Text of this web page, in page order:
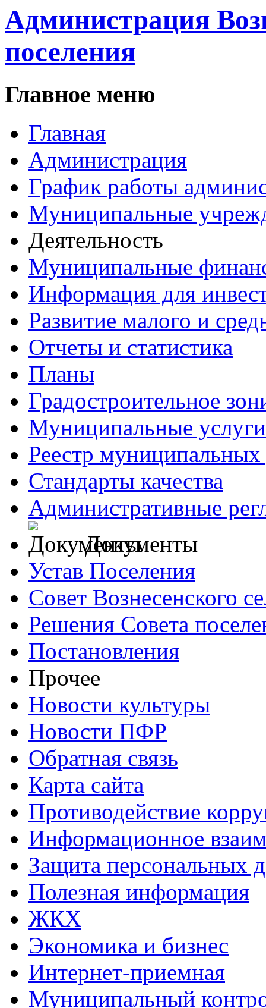
Администрация
поселения
Главное меню
Главная
Администрация
График работы
Муниципальные
Деятельность
Муниципальные
Информация для
Развитие малого и
Отчеты и статистика
Планы
Градостроительное
Муниципальные услуги
Реестр муниципальных
Стандарты качества
Административные
Документы
Устав Поселения
Совет Вознесенского
Решения Совета
Постановления
Прочее
Новости культуры
Новости ПФР
Обратная связь
Карта сайта
Противодействие
Информационное
Защита персональных
Полезная информация
ЖКХ
Экономика и бизнес
Интернет-приемная
Муниципальный